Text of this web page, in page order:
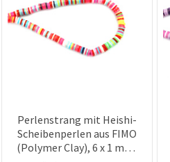
Perlenstrang mit Heishi-
Scheibenperlen aus FIMO
(Polymer Clay), 6 x 1 mm,